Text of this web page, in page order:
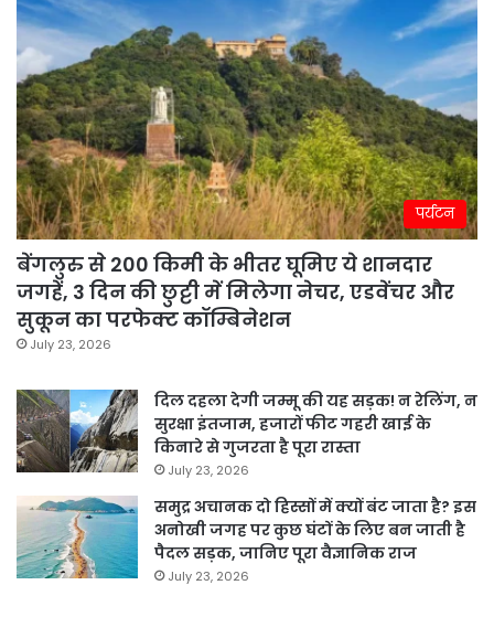
पर्यटन
बेंगलुरु से 200 किमी के भीतर घूमिए ये शानदार
जगहें, 3 दिन की छुट्टी में मिलेगा नेचर, एडवेंचर और
सुकून का परफेक्ट कॉम्बिनेशन
July 23, 2026
दिल दहला देगी जम्मू की यह सड़क! न रेलिंग, न
सुरक्षा इंतजाम, हजारों फीट गहरी खाई के
किनारे से गुजरता है पूरा रास्ता
July 23, 2026
समुद्र अचानक दो हिस्सों में क्यों बंट जाता है? इस
अनोखी जगह पर कुछ घंटों के लिए बन जाती है
पैदल सड़क, जानिए पूरा वैज्ञानिक राज
July 23, 2026